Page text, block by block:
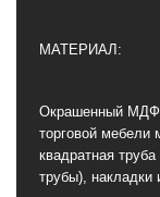
МАТЕРИАЛ:
Окрашенный
торговой мебели
квадратная
трубы), накладки